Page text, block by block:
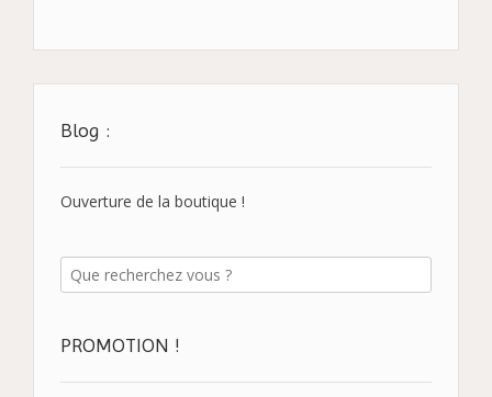
Blog :
Ouverture de la boutique !
PROMOTION !